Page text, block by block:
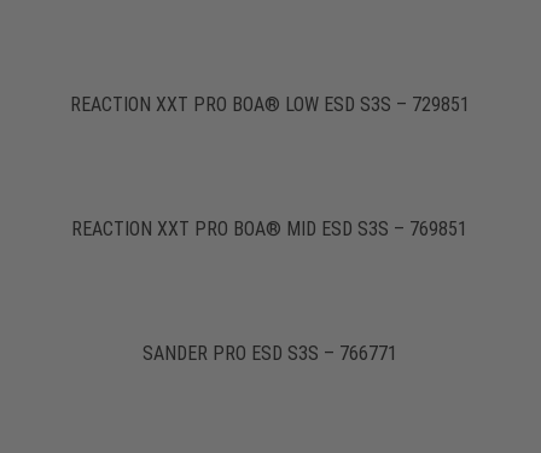
REACTION XXT PRO BOA® LOW ESD S3S – 729851
REACTION XXT PRO BOA® MID ESD S3S – 769851
SANDER PRO ESD S3S – 766771